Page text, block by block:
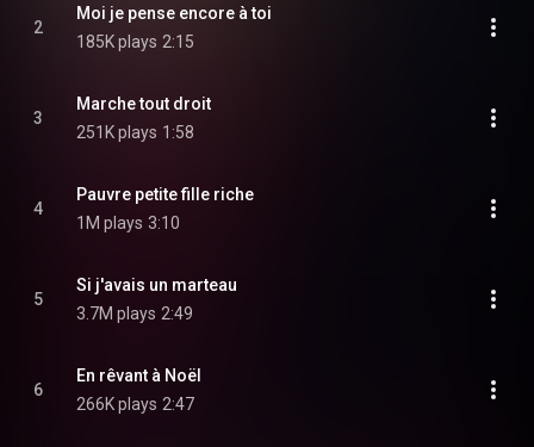
2
Moi je pense encore à toi
185K plays 2:15
3
Marche tout droit
251K plays 1:58
4
Pauvre petite fille riche
1M plays 3:10
5
Si j'avais un marteau
3.7M plays 2:49
6
En rêvant à Noël
266K plays 2:47